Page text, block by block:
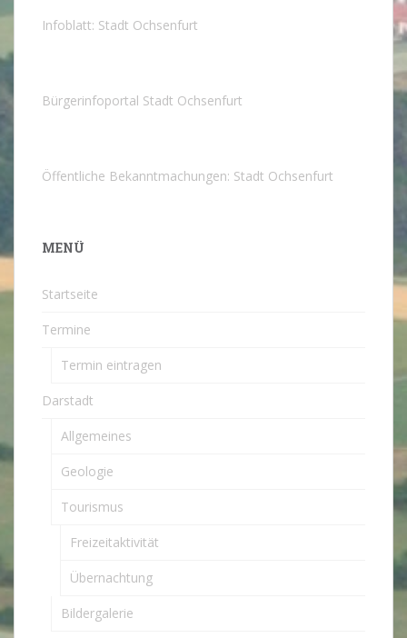
Infoblatt: Stadt Ochsenfurt
Bürgerinfoportal Stadt Ochsenfurt
Öffentliche Bekanntmachungen: Stadt Ochsenfurt
MENÜ
Startseite
Termine
Termin eintragen
Darstadt
Allgemeines
Geologie
Tourismus
Freizeitaktivität
Übernachtung
Bildergalerie